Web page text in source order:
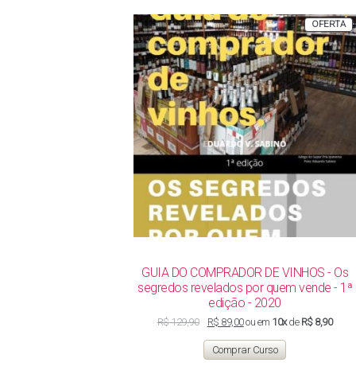
OFERTA
GUIA DO COMPRADOR DE VINHOS - Os
segredos revelados por quem vende - 1ª
edição - 2020
R$129,90
original
era:
R$ 129,90.
R$ 89,00O
atual
é:
R$ 89,00.
ou em 10xde R$ 8,90
Comprar Curso